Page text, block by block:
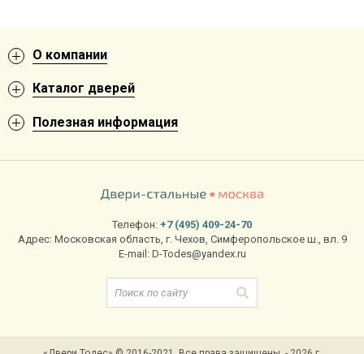
О компании
Каталог дверей
Полезная информация
Телефон: +7 (495) 409-24-70
Адрес: Московская область, г. Чехов, Симферопольское ш., вл. 9
E-mail: D-Todes@yandex.ru